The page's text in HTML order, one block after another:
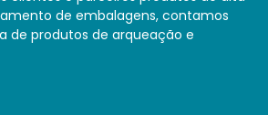
de embalagens, contamos
de produtos de arqueação e